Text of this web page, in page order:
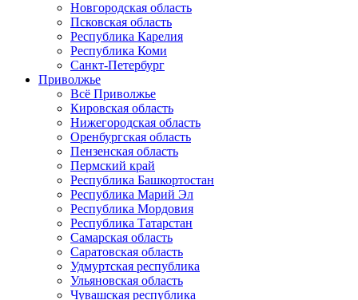
Новгородская область
Псковская область
Республика Карелия
Республика Коми
Санкт-Петербург
Приволжье
Всё Приволжье
Кировская область
Нижегородская область
Оренбургская область
Пензенская область
Пермский край
Республика Башкортостан
Республика Марий Эл
Республика Мордовия
Республика Татарстан
Самарская область
Саратовская область
Удмуртская республика
Ульяновская область
Чувашская республика